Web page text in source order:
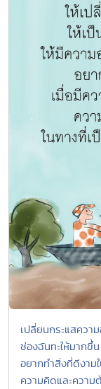
เปลี่ยนกระแสควา
ช่องฉันทะให้มากขึ้
อยากทำสิ่งที่ดีงาม
ความคิดและความ